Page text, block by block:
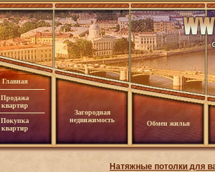
Главная
Продажа
квартир
Покупка
квартир
Загородная
недвижимость
Обмен жилья
Натяжные потолки для